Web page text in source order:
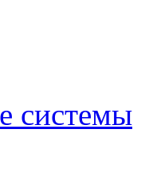
системы